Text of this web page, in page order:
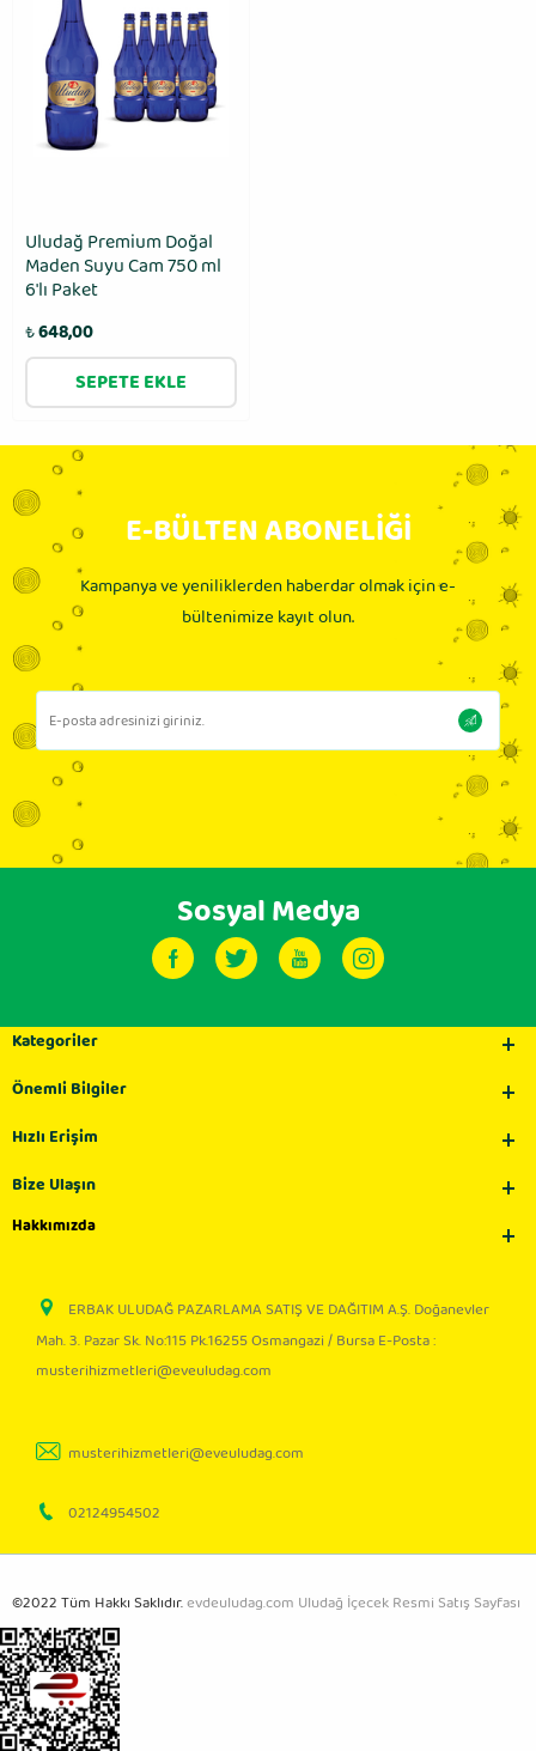
Uludağ Premium Doğal
Maden Suyu Cam 750 ml
6′lı Paket
₺648,00
SEPETE EKLE
E-BÜLTEN ABONELİĞİ
Kampanya ve yeniliklerden haberdar olmak için e-
bültenimize kayıt olun.
Sosyal Medya
Kategoriler
Önemli Bilgiler
Hızlı Erişim
Bize Ulaşın
Hakkımızda
ERBAK ULUDAĞ PAZARLAMA SATIŞ VE DAĞITIM A.Ş. Doğanevler
Mah. 3. Pazar Sk. No:115 Pk.16255 Osmangazi / Bursa E-Posta :
musterihizmetleri@eveuludag.com
musterihizmetleri@eveuludag.com
02124954502
©2022 Tüm Hakkı Saklıdır.evdeuludag.com Uludağ İçecek Resmi Satış Sayfası